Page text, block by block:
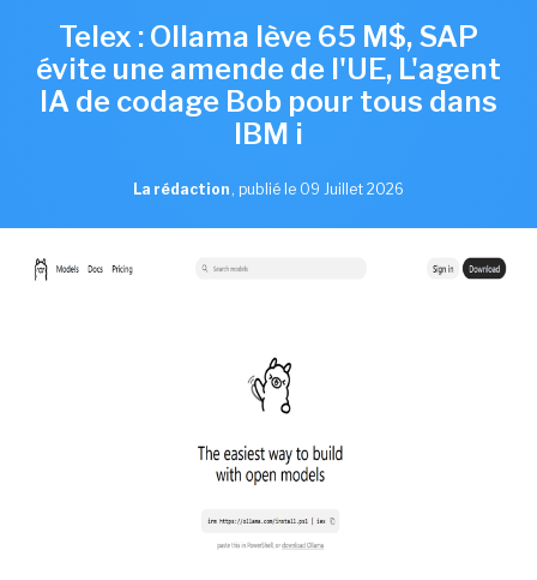
Telex : Ollama lève 65 M$, SAP
évite une amende de l'UE, L'agent
IA de codage Bob pour tous dans
IBM i
La rédaction , publié le 09 Juillet 2026